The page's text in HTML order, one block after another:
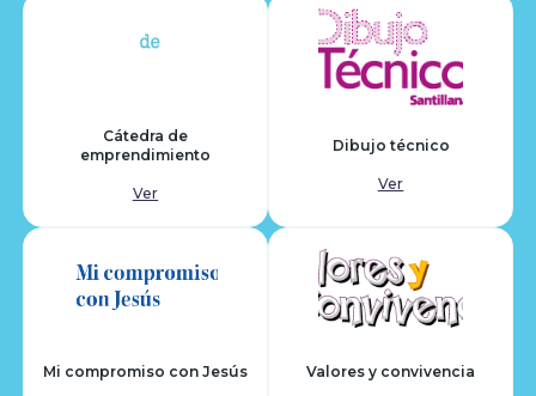
Cátedra de
emprendimiento
Ver
Dibujo técnico
Ver
Mi compromiso con Jesús Valores y convivencia